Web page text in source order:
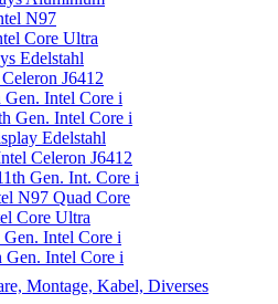
N97
Core Ultra
Edelstahl
J6412
Intel Core i
Gen. Intel Core i
Edelstahl
Celeron J6412
Gen. Int. Core i
N97 Quad Core
Core Ultra
Intel Core i
Intel Core i
Montage, Kabel, Diverses